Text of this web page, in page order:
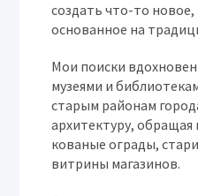
создать что-то
основанное на
Мои поиски
музеями и
старым районам
архитектуру, обращая
кованые ограды,
витрины магазинов.